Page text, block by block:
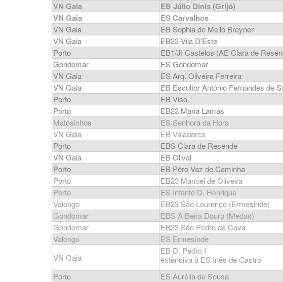
VN Gaia EB Júlio Dinis (Grijó)
VN Gaia
ES Carvalhos
VN Gaia EB Sophia de Mello Breyner
VN Gaia
EB23 Vila D'Este
Porto
EB1/JI Castelos (AE Clara de
Gondomar
ES Gondomar
VN Gaia
ES Arq. Oliveira Ferreira
VN Gaia
EB Escultor António Fernandes de
Porto
EB Viso
Porto
EB23 Maria Lamas
Matosinhos
ES Senhora da Hora
VN Gaia
EB Valadares
Porto
EBS Clara de Resende
VN Gaia
EB Olival
Porto
EB Pêro Vaz de Caminha
Porto
EB23 Manoel de Oliveira
Porto
ES Infante D. Henrique
Valongo
EB23 São Lourenço (Ermesinde)
Gondomar
EBS À Beira Douro (Medas)
Gondomar
EB23 São Pedro da Cova
Valongo
ES Ermesinde
VN Gaia
EB D. Pedro I
extensiva à ES Inês de Castro
Porto
ES Aurélia de Sousa